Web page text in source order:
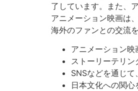
了しています。また、
アニメーション映画は
海外のファンとの交流
アニメーション映
ストーリーテリン
SNSなどを通じて
日本文化への関心